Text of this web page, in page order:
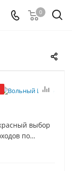
0
выбор
по